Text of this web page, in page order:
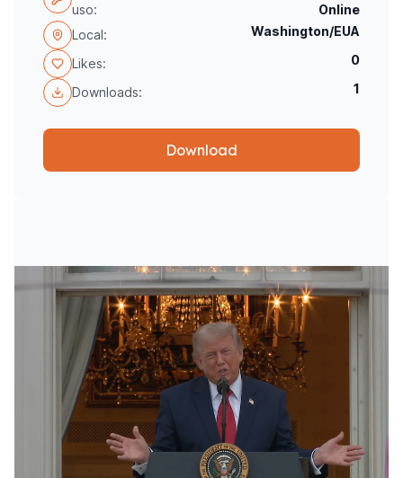
uso:
Online
Local:
Washington/EUA
Likes: 0
Downloads: 1
Download